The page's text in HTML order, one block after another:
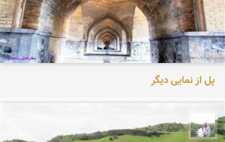
پل از نمایی دیگر
مهرداد زینلیان